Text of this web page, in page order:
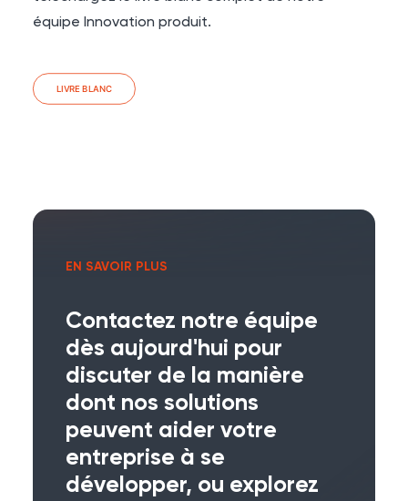
équipe Innovation produit.
LIVRE BLANC
EN SAVOIR PLUS
Contactez notre équipe
dès aujourd'hui pour
discuter de la manière
dont nos solutions
peuvent aider votre
entreprise à se
développer, ou explorez